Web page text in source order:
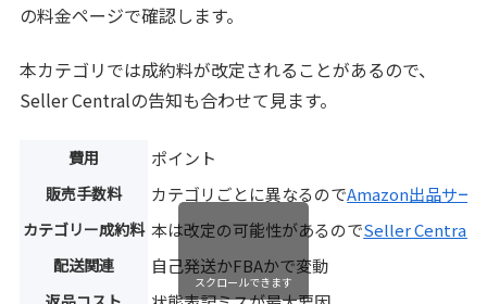
の料金ページで確認します。
本カテゴリでは成約料が改定されることがあるので、
Seller Centralの告知も合わせて見ます。
費用 ポイント
販売手数料 カテゴリごとに異なるのでAmazon出品サー
カテゴリー成約料 本は改定の可能性があるのでSeller Central
配送関連 自己発送かFBAかで変動
スクロールできます